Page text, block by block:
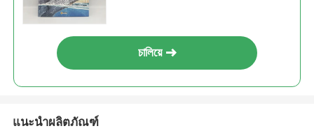
চালিয়ে
แนะนำผลิตภัณฑ์